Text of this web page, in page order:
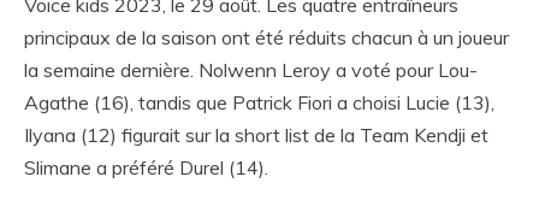
Voice kids 2023, le 29 août. Les quatre entraîneurs
principaux de la saison ont été réduits chacun à un joueur
la semaine dernière. Nolwenn Leroy a voté pour Lou-
Agathe (16), tandis que Patrick Fiori a choisi Lucie (13),
Ilyana (12) figurait sur la short list de la Team Kendji et
Slimane a préféré Durel (14).